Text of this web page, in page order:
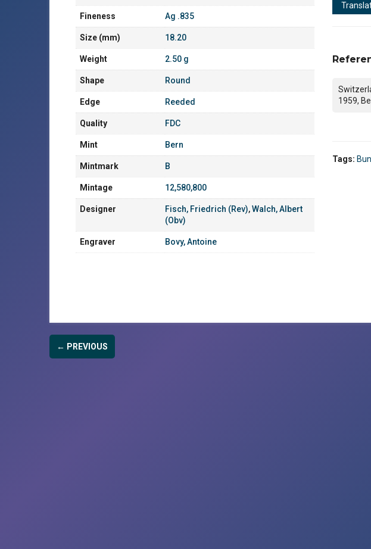
Fineness Ag .835
Size (mm) 18.20
Weight 2.50 g
Shape Round
Edge Reeded
Quality FDC
Mint Bern
Mintmark B
Mintage 12,580,800
Designer Fisch, Friedrich (Rev),Walch, Albert
(Obv)
Engraver Bovy, Antoine
1959,
Tags:
← PREVIOUS